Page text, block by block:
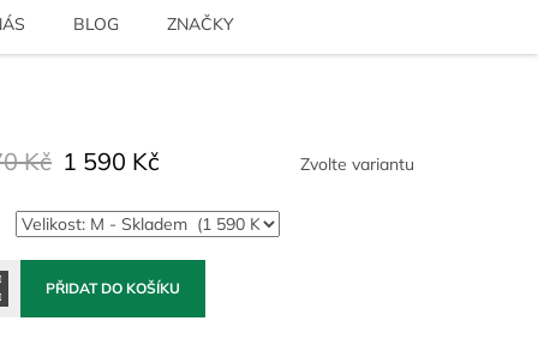
BLOG ZNAČKY
Kč 1 590 Kč Zvolte variantu
PŘIDAT DO KOŠÍKU